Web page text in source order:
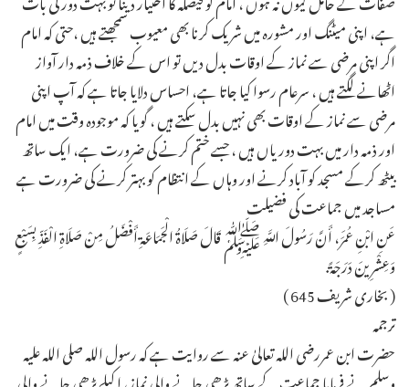
ہے، اپنی میٹنگ اور مشورہ میں شریک کرنا بھی معیوب سمجھتے ہیں ،حتی کہ امام
اگر اپنی مرضی سے نماز کے اوقات بدل دیں تو اس کے خلاف ذمہ دار آواز
اٹھانے لگتے ہیں ، سرعام رسوا کیا جاتا ہے، احساس دلایا جاتا ہے کہ آپ اپنی
مرضی سے نماز کے اوقات بھی نہیں بدل سکتے ہیں ، گویا کہ موجودہ وقت میں امام
اور ذمہ دار میں بہت دوریاں ہیں ، جسے ختم کرنے کی ضرورت ہے، ایک ساتھ
بیٹھ کرکے مسجد کو آباد کرنے اور وہاں کے انتظام کو بہتر کرنے کی ضرورت ہے ـ
مساجد میں جماعت کی فضیلت
عَنِ ابْنِ عُمَرَ، أَنَّ رَسُولَ اللَّهِ ﷺ قَالَ صَلَاةُ الْجَمَاعَةِ أَفْضَلُ مِنْ صَلَاةِ الْفَذِّ بِسَبْعٍ
وَعِشْرِينَ دَرَجَةً.
( بخاری شریف 645 )
ترجمہ
حضرت ابن عمررضی اللہ تعالیٰ عنہ سے روایت ہے کہ رسول اللہ صلی اللہ علیہ